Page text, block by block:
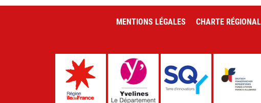
MENTIONS LÉGALES CHARTE